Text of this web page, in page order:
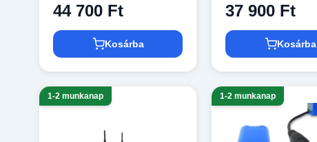
44 700 Ft
Kosárba
37 900 Ft
Kosárba
1-2 munkanap 1-2 munkanap